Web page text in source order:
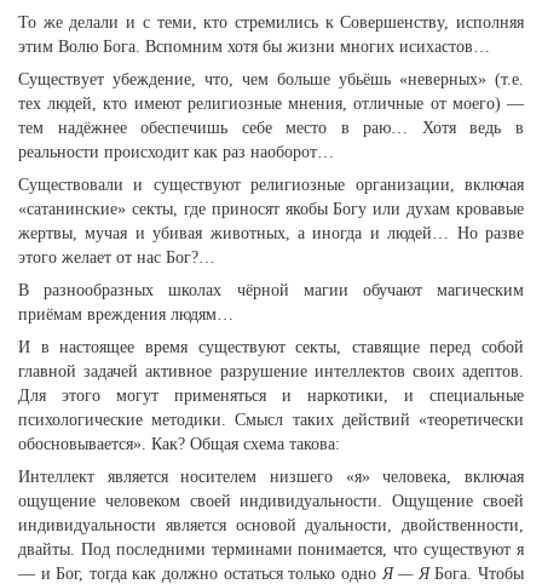
То же делали и с теми, кто стремились к Совершенству, исполняя
этим Волю Бога. Вспомним хотя бы жизни многих исихастов…
Существует убеждение, что, чем больше убьёшь «неверных» (т.е.
тех людей, кто имеют религиозные мнения, отличные от моего) —
тем надёжнее обеспечишь себе место в раю… Хотя ведь в
реальности происходит как раз наоборот…
Существовали и существуют религиозные организации, включая
«сатанинские» секты, где приносят якобы Богу или духам кровавые
жертвы, мучая и убивая животных, а иногда и людей… Но разве
этого желает от нас Бог?…
В разнообразных школах чёрной магии обучают магическим
приёмам вреждения людям…
И в настоящее время существуют секты, ставящие перед собой
главной задачей активное разрушение интеллектов своих адептов.
Для этого могут применяться и наркотики, и специальные
психологические методики. Смысл таких действий «теоретически
обосновывается». Как? Общая схема такова:
Интеллект является носителем низшего «я» человека, включая
ощущение человеком своей индивидуальности. Ощущение своей
индивидуальности является основой дуальности, двойственности,
двайты. Под последними терминами понимается, что существуют я
— и Бог, тогда как должно остаться только одноЯ — ЯБога. Чтобы